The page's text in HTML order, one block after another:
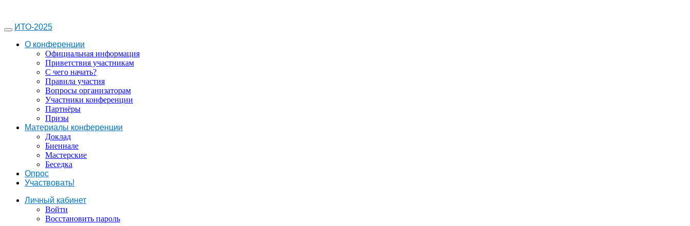
ИТО-2025
О конференции
Официальная информация
Приветствия участникам
С чего начать?
Правила участия
Вопросы организаторам
Участники конференции
Партнёры
Призы
Материалы конференции
Доклад
Биеннале
Мастерские
Беседка
Опрос
Участвовать!
Личный кабинет
Войти
Восстановить пароль